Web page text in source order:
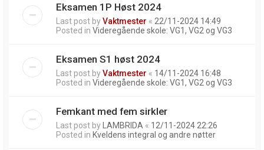
Eksamen 1P Høst 2024
Last post byVaktmester « 22/11-2024 14:49
Posted in Videregående skole: VG1, VG2 og VG3
Eksamen S1 høst 2024
Last post byVaktmester « 14/11-2024 16:48
Posted in Videregående skole: VG1, VG2 og VG3
Femkant med fem sirkler
Last post by LAMBRIDA « 12/11-2024 22:26
Posted in Kveldens integral og andre nøtter